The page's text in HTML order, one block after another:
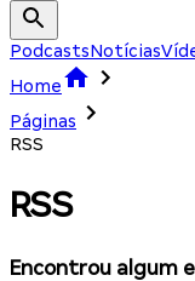
PodcastsNotícias
Home
Páginas
RSS
RSS
Encontrou algum